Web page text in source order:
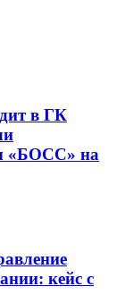
в ГК
«БОСС» на
кейс с